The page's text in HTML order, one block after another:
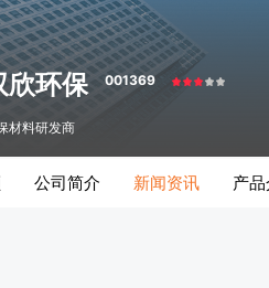
欣环保 001369
材料研发商
公司简介 新闻资讯 产